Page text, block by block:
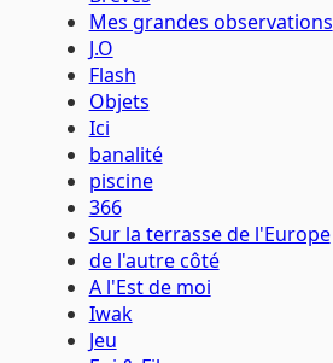
Mes grandes observations
J.O
Flash
Objets
Ici
banalité
piscine
366
Sur la terrasse de l'Europe
de l'autre côté
A l'Est de moi
Iwak
Jeu